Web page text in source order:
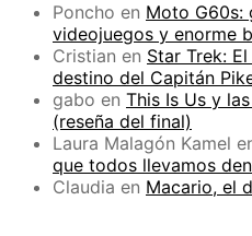
Poncho en Moto G60s:
videojuegos y enorme
Cristian en Star Trek:
destino del Capitán
gabo en This Is Us y
(reseña del final)
Laura Malagón Kamel
que todos llevamos
Claudia en Macario, el